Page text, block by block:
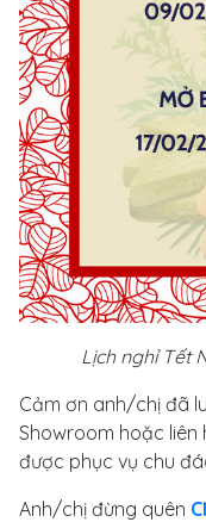
Lịch nghỉ Tết
Cảm ơn anh/chị đã
Showroom hoặc liên
được phục vụ chu
Anh/chị đừng quên